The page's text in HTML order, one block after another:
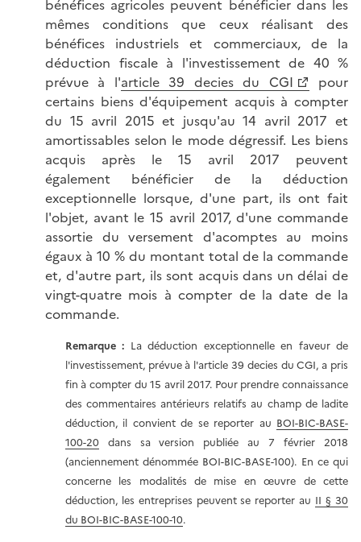
bénéfices agricoles peuvent bénéficier dans les
mêmes conditions que ceux réalisant des
bénéfices industriels et commerciaux, de la
déduction fiscale à l'investissement de 40 %
prévue à l'article 39 decies du CGI
pour
certains biens d'équipement acquis à compter
du 15 avril 2015 et jusqu'au 14 avril 2017 et
amortissables selon le mode dégressif. Les biens
acquis après le 15 avril 2017 peuvent
également bénéficier de la déduction
exceptionnelle lorsque, d'une part, ils ont fait
l'objet, avant le 15 avril 2017, d'une commande
assortie du versement d'acomptes au moins
égaux à 10 % du montant total de la commande
et, d'autre part, ils sont acquis dans un délai de
vingt-quatre mois à compter de la date de la
commande.
Remarque : La déduction exceptionnelle en faveur de
l'investissement, prévue à l'article 39 decies du CGI, a pris
fin à compter du 15 avril 2017. Pour prendre connaissance
des commentaires antérieurs relatifs au champ de ladite
déduction, il convient de se reporter au BOI-BIC-BASE-
100-20dans sa version publiée au 7 février 2018
(anciennement dénommée BOI-BIC-BASE-100). En ce qui
concerne les modalités de mise en œuvre de cette
déduction, les entreprises peuvent se reporter au II § 30
du BOI-BIC-BASE-100-10.